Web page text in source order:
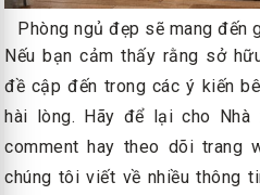
Phòng ngủ đẹp sẽ mang đến
Nếu bạn cảm thấy rằng sở
đề cập đến trong các ý kiến​​
hài lòng. Hãy để lại cho
comment hay theo dõi trang
chúng tôi viết về nhiều thông